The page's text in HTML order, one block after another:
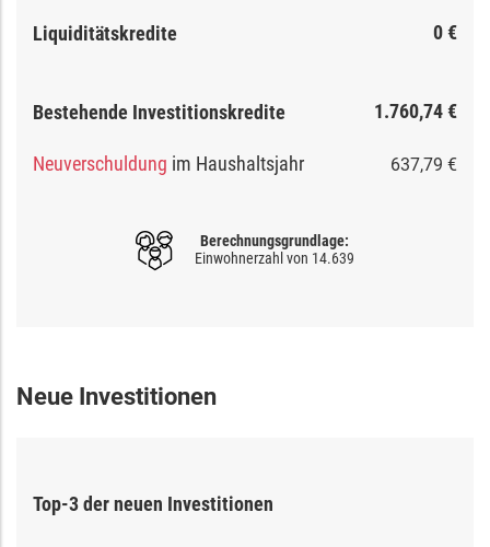
Liquiditätskredite 0 €
Bestehende Investitionskredite 1.760,74 €
Neuverschuldung im Haushaltsjahr 637,79 €
Berechnungsgrundlage:
Einwohnerzahl von 14.639
Neue Investitionen
Top-3der neuen Investitionen